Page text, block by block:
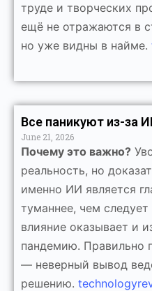
труде и творческих
ещё не отражаются в
но уже видны в найме.
Все паникуют из-за
June 21, 2026
Почему это важно?
реальность, но
именно ИИ является
туманнее, чем следует
влияние оказывает и
пандемию. Правильно
— неверный вывод
решению.